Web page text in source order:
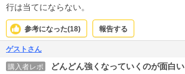
行は当てにならない。
参考になった(18) 報告する
ゲストさん
購入者レポ
どんどん強くなっていくのが面白い